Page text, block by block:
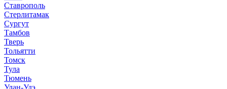
Ставрополь
Стерлитамак
Сургут
Тамбов
Тверь
Тольятти
Томск
Тула
Тюмень
Улан-Удэ